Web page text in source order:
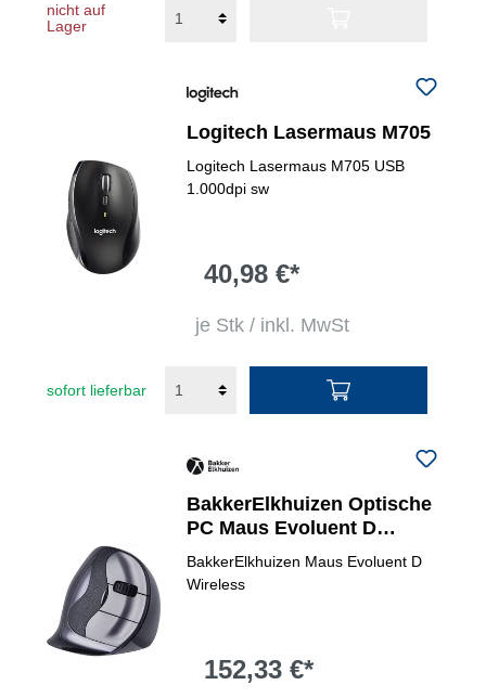
nicht auf
Lager
Logitech Lasermaus M705
Logitech Lasermaus M705 USB
1.000dpi sw
40,98 €*
je Stk / inkl. MwSt
sofort lieferbar
BakkerElkhuizen Optische
PC Maus Evoluent D
Wireless ergonomisch
BakkerElkhuizen Maus Evoluent D
Wireless
152,33 €*